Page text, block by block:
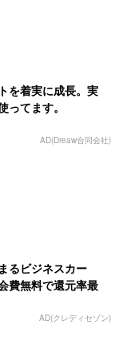
を着実に成長。実
ってます。
AD(Dreaw合同会社)
るビジネスカー
費無料で還元率最
AD(クレディセゾン)